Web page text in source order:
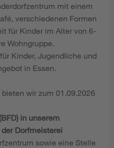
mit einem
verschiedenen Formen
für Kinder im Alter von 6-
Wohngruppe.
Kinder, Jugendliche und
in Essen.
bieten wir zum 01.09.2026
in unserem
Dorfmeisterei
sowie eine Stelle